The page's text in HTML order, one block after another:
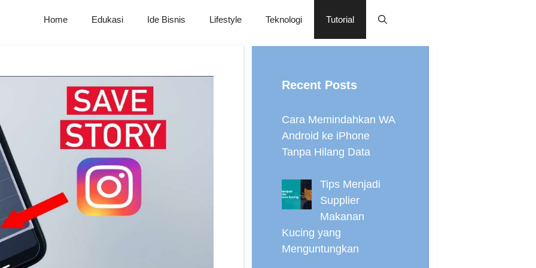
Home Edukasi Ide Bisnis Lifestyle Teknologi Tutorial
Recent Posts
Cara Memindahkan WA
Android ke iPhone
Tanpa Hilang Data
Tips Menjadi
Supplier
Makanan
Kucing yang
Menguntungkan